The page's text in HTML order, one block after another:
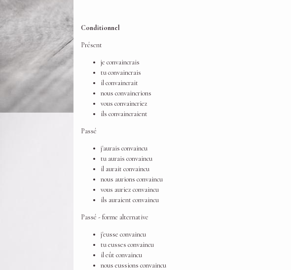
Conditionnel
Présent
je convaincrais
tu convaincrais
il convaincrait
nous convaincrions
vous convaincriez
ils convaincraient
Passé
j'aurais convaincu
tu aurais convaincu
il aurait convaincu
nous aurions convaincu
vous auriez convaincu
ils auraient convaincu
Passé - forme alternative
j'eusse convaincu
tu eusses convaincu
il eût convaincu
nous eussions convaincu